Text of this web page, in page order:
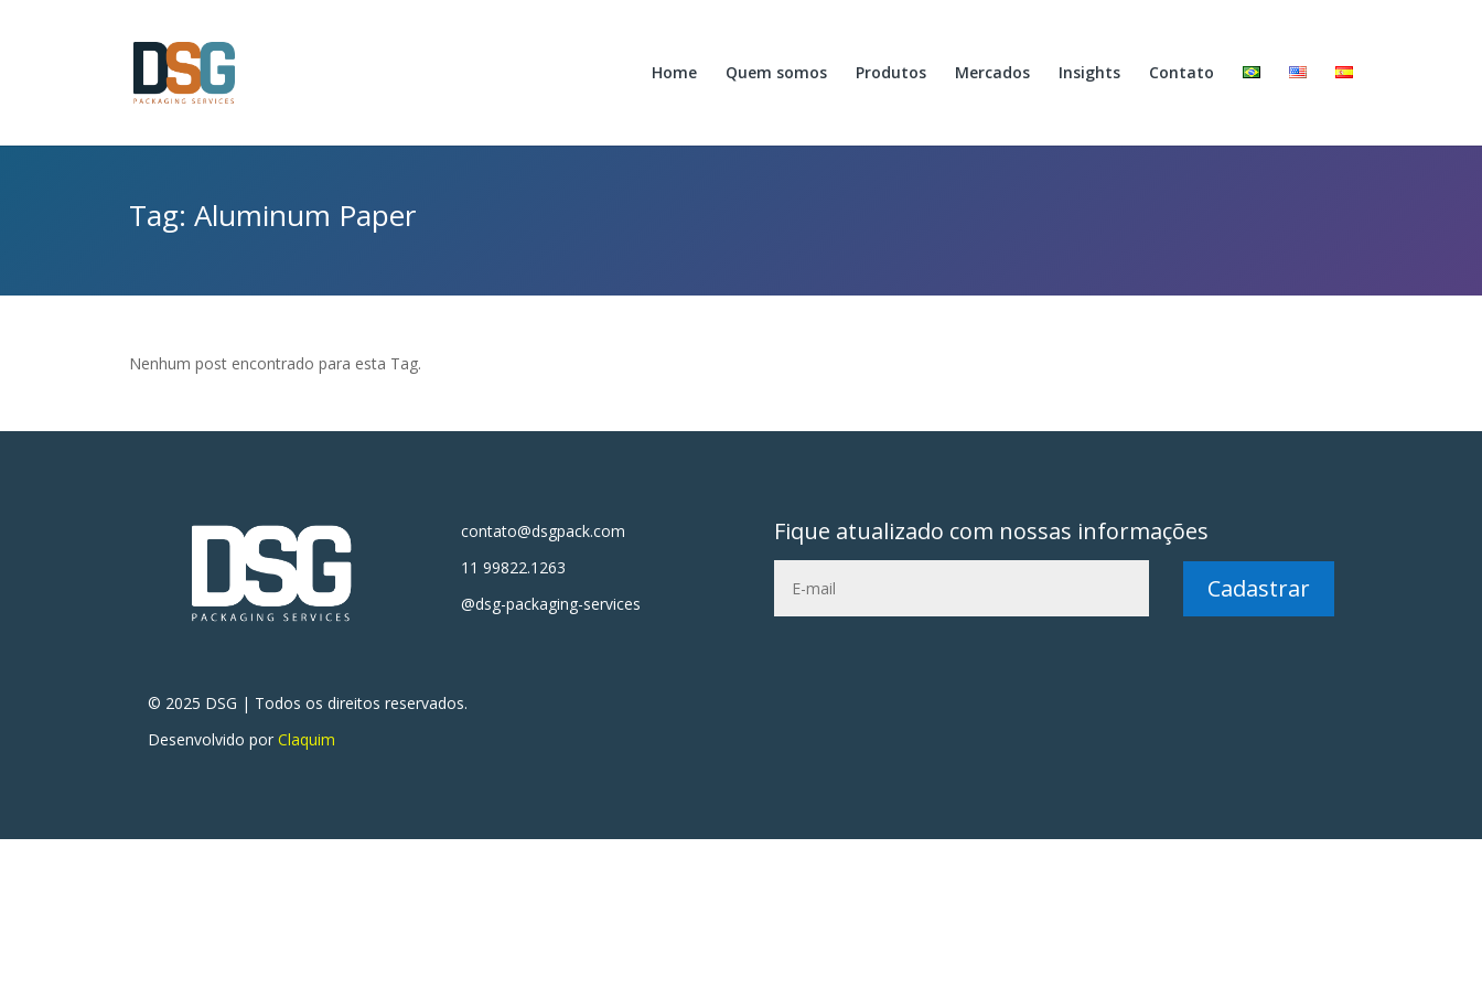
Home Quem somos Produtos Mercados Insights Contato
Tag: Aluminum Paper
Nenhum post encontrado para esta Tag.
contato@dsgpack.com
11 99822.1263
@dsg-packaging-services
Fique atualizado com nossas informações
Cadastrar
© 2025 DSG | Todos os direitos reservados.
Desenvolvido porClaquim